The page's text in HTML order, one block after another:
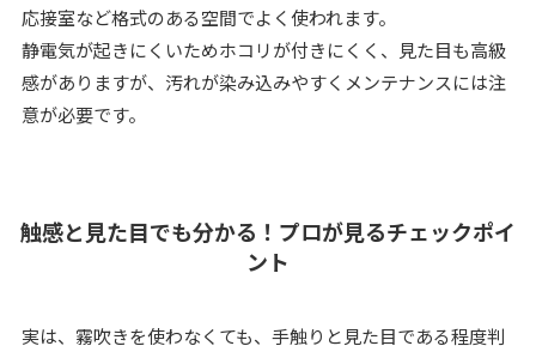
応接室など格式のある空間でよく使われます。
静電気が起きにくいためホコリが付きにくく、見た目も高級
感がありますが、汚れが染み込みやすくメンテナンスには注
意が必要です。
触感と見た目でも分かる！プロが見るチェックポイ
ント
実は、霧吹きを使わなくても、手触りと見た目である程度判